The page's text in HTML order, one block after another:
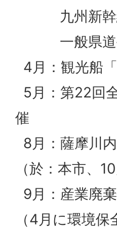
九州新幹
一般県道手
4月：観光船
5月：第22回
催
8月：薩摩川
（於：本市、
9月：産業廃
（4月に環境保